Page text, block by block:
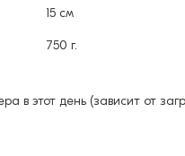
15 см
750 г.
этот день (зависит от